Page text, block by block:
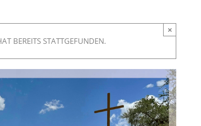
BEREITS STATTGEFUNDEN.
×